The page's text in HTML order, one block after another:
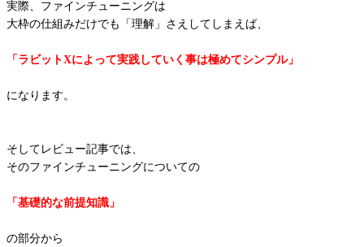
実際、ファインチューニングは
大枠の仕組みだけでも「理解」さえしてしまえば、
「ラビットXによって実践していく事は極めてシンプル」
になります。
そしてレビュー記事では、
そのファインチューニングについての
「基礎的な前提知識」
の部分から